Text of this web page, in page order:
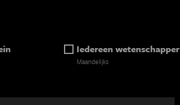
Iedereen wetenschapper
Maandelijks